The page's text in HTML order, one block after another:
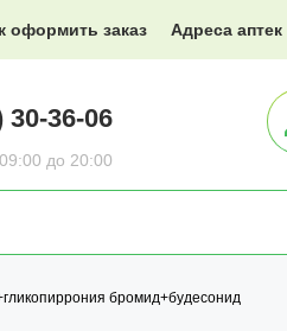
оформить заказ Адреса аптек
до 20:00
30-36-06
бромид+будесонид